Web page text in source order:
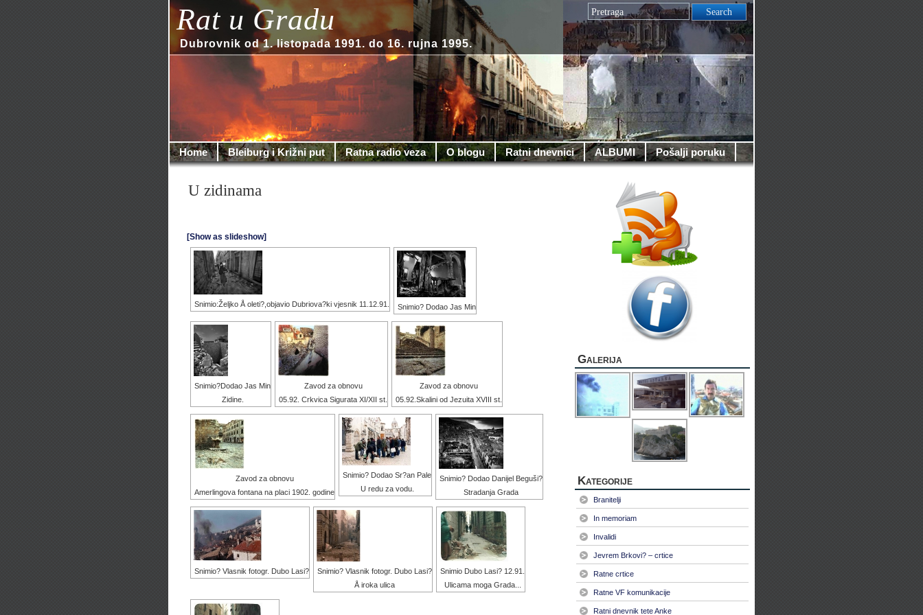
Rat u Gradu
Dubrovnik od 1. listopada 1991. do 16. rujna 1995.
Home Bleiburg i Križni put Ratna radio veza O blogu Ratni dnevnici ALBUMI Pošalji poruku
U zidinama
[Show as slideshow]
Snimio:Željko Å oleti?,objavio Dubriova?ki vjesnik 11.12.91. Snimio? Dodao Jas Min
Snimio?Dodao Jas Min
Zidine.
Zavod za obnovu
05.92. Crkvica Sigurata XI/XII st.
Zavod za obnovu
05.92.Skalini od Jezuita XVIII st.
Zavod za obnovu
Amerlingova fontana na placi 1902. godine
Snimio? Dodao Sr?an Pale
U redu za vodu.
Snimio? Dodao Danijel Beguši?
Stradanja Grada
Snimio? Vlasnik fotogr. Dubo Lasi?
Snimio? Vlasnik fotogr. Dubo Lasi?
Å iroka ulica
Snimio Dubo Lasi? 12.91.
Ulicama moga Grada...
Galerija
Kategorije
Branitelji
In memoriam
Invalidi
Jevrem Brkovi? – crtice
Ratne crtice
Ratne VF komunikacije
Ratni dnevnik tete Anke